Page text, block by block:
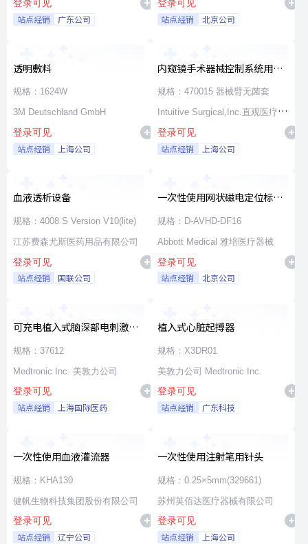
登录可见
站点经销 广东公司
登录可见
站点经销 北京公司
透明敷料
规格：1624W
3M Deutschland GmbH
登录可见
站点经销 上海公司
内窥镜手术器械控制系统用无
源器械和附件
规格：470015 器械臂无菌套
Intuitive Surgical,Inc.直观医疗公
司
登录可见
站点经销 上海公司
血液透析设备
规格：4008 S Version V10(lite)
江苏费森尤斯医药用品有限公司
登录可见
站点经销 国联公司
一次性使用网状磁电定位标测
导管
规格：D-AVHD-DF16
Abbott Medical 雅培医疗器械
登录可见
站点经销 北京公司
可充电植入式脑深部电刺激脉
冲发生器套件
规格：37612
Medtronic Inc. 美敦力公司
登录可见
站点经销 上海国际医药
植入式心脏起搏器
规格：X3DR01
美敦力公司 Medtronic Inc.
登录可见
站点经销 广东科技
一次性使用血液灌流器
规格：KHA130
健帆生物科技集团股份有限公司
登录可见
站点经销 辽宁公司
一次性使用注射笔用针头
规格：0.25×5mm(329661)
苏州英佰达医疗器械有限公司
登录可见
站点经销 上海公司